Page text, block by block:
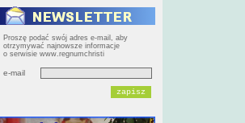
Proszę podać swój adres e-mail, aby
otrzymywać najnowsze informacje
o serwisie www.regnumchristi
e-mail